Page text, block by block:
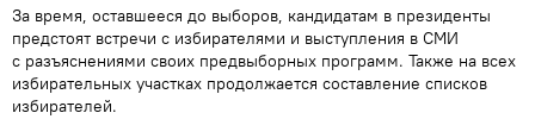
За время, оставшееся до выборов, кандидатам в президенты
предстоят встречи с избирателями и выступления в СМИ
с разъяснениями своих предвыборных программ. Также на всех
избирательных участках продолжается составление списков
избирателей.